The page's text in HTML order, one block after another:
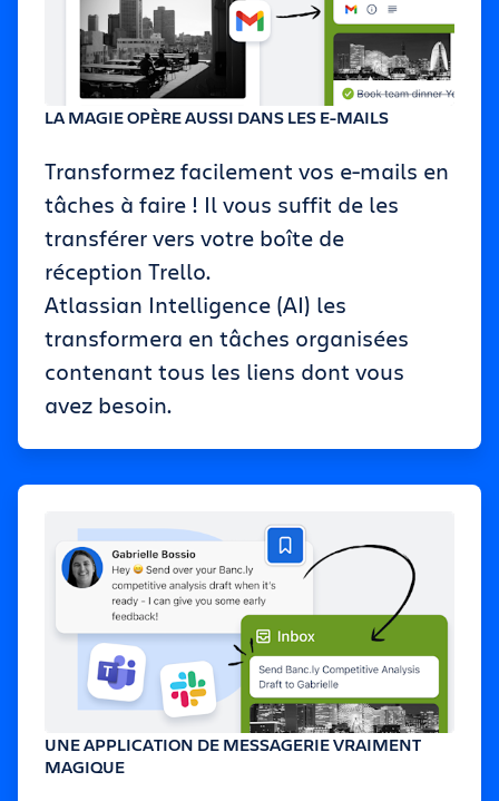
LA MAGIE OPÈRE AUSSI DANS LES E-MAILS
Transformez facilement vos e-mails en
tâches à faire ! Il vous suffit de les
transférer vers votre boîte de
réception Trello.
Atlassian Intelligence (AI) les
transformera en tâches organisées
contenant tous les liens dont vous
avez besoin.
UNE APPLICATION DE MESSAGERIE VRAIMENT
MAGIQUE